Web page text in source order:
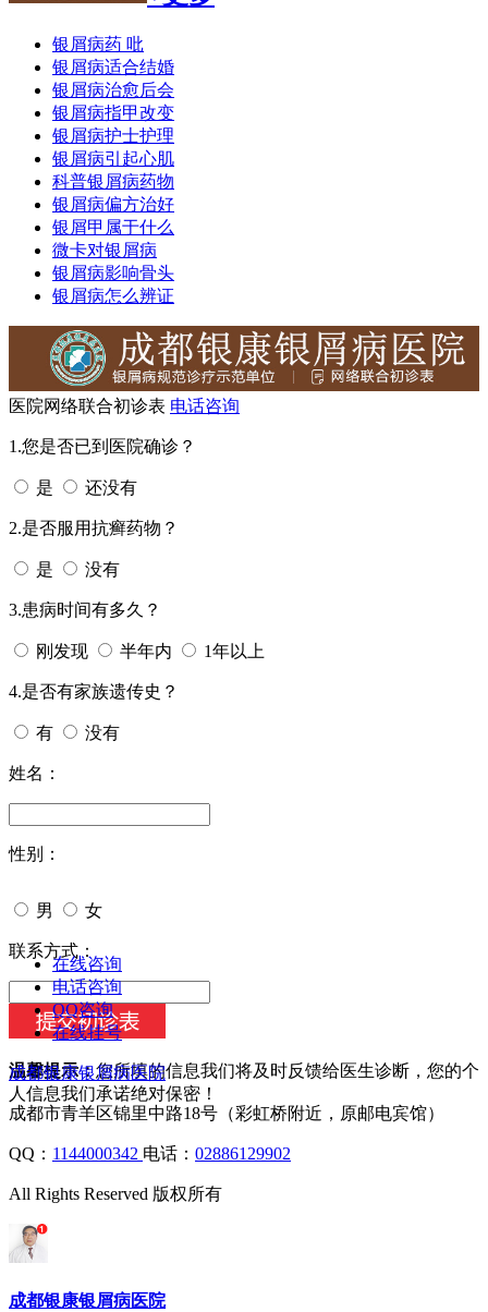
银屑病药 吡
银屑病适合结婚
银屑病治愈后会
银屑病指甲改变
银屑病护士护理
银屑病引起心肌
科普银屑病药物
银屑病偏方治好
银屑甲属于什么
微卡对银屑病
银屑病影响骨头
银屑病怎么辨证
医院网络联合初诊表 电话咨询
1.您是否已到医院确诊？
是 还没有
2.是否服用抗癣药物？
是 没有
3.患病时间有多久？
刚发现 半年内 1年以上
4.是否有家族遗传史？
有 没有
姓名：
性别：
男 女
今天日期：
联系方式：
温馨提示：您所填的信息我们将及时反馈给医生诊断，您的个
人信息我们承诺绝对保密！
在线咨询
电话咨询
QQ咨询
在线挂号
成都银康银屑病医院
成都市青羊区锦里中路18号（彩虹桥附近，原邮电宾馆）
QQ： 1144000342 电话： 02886129902
All Rights Reserved 版权所有
成都银康银屑病医院